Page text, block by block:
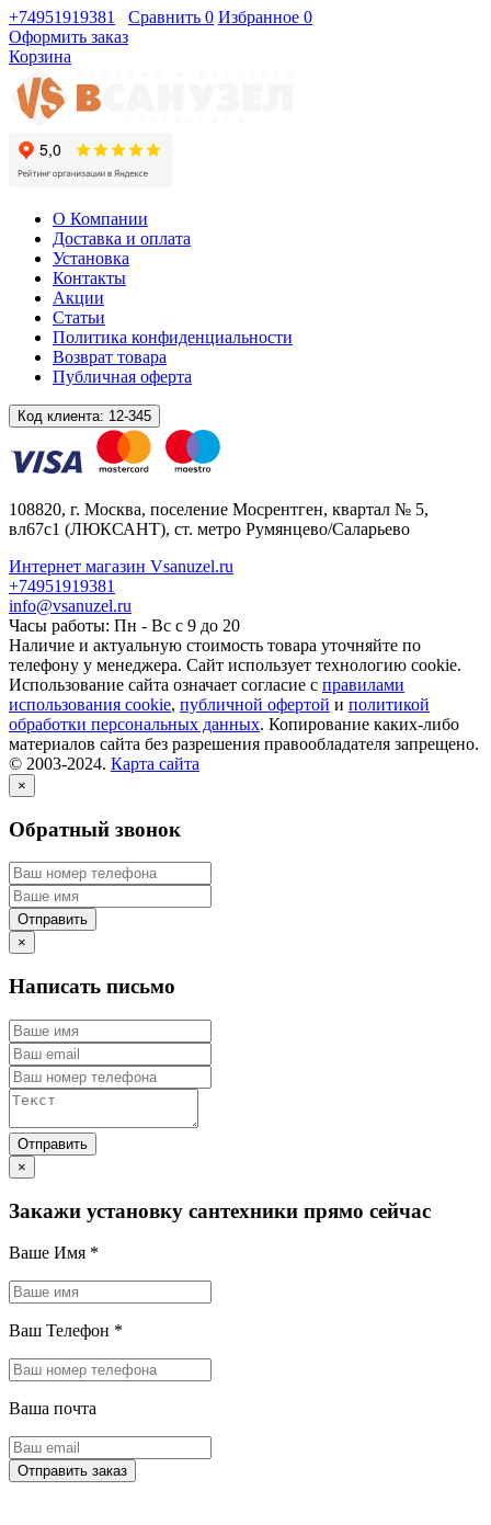
+74951919381 Сравнить 0 Избранное 0
Оформить заказ
Корзина
О Компании
Доставка и оплата
Установка
Контакты
Акции
Статьи
Политика конфиденциальности
Возврат товара
Публичная оферта
Код клиента: 12-345
108820, г. Москва, поселение Мосрентген, квартал № 5,
вл67с1 (ЛЮКСАНТ), ст. метро Румянцево/Саларьево
Интернет магазин Vsanuzel.ru
+74951919381
info@vsanuzel.ru
Часы работы: Пн - Вс с 9 до 20
Наличие и актуальную стоимость товара уточняйте по
телефону у менеджера. Сайт использует технологию cookie.
Использование сайта означает согласие с правилами
использования cookie, публичной офертой и политикой
обработки персональных данных. Копирование каких-либо
материалов сайта без разрешения правообладателя запрещено.
© 2003-2024. Карта сайта
×
Обратный звонок
×
Написать письмо
×
Закажи установку сантехники прямо сейчас
Ваше Имя *
Ваш Телефон *
Ваша почта